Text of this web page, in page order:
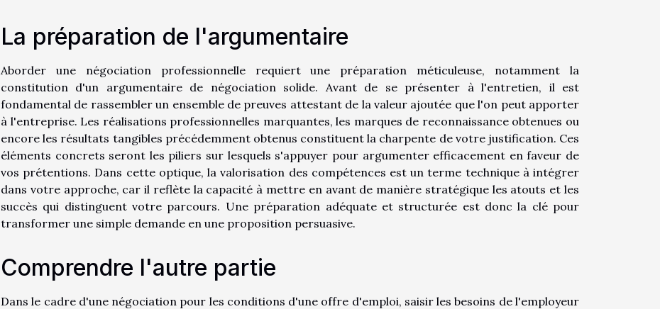
La préparation de l'argumentaire
Aborder une négociation professionnelle requiert une préparation méticuleuse, notamment la
constitution d'un argumentaire de négociation solide. Avant de se présenter à l'entretien, il est
fondamental de rassembler un ensemble de preuves attestant de la valeur ajoutée que l'on peut apporter
à l'entreprise. Les réalisations professionnelles marquantes, les marques de reconnaissance obtenues ou
encore les résultats tangibles précédemment obtenus constituent la charpente de votre justification. Ces
éléments concrets seront les piliers sur lesquels s'appuyer pour argumenter efficacement en faveur de
vos prétentions. Dans cette optique, la valorisation des compétences est un terme technique à intégrer
dans votre approche, car il reflète la capacité à mettre en avant de manière stratégique les atouts et les
succès qui distinguent votre parcours. Une préparation adéquate et structurée est donc la clé pour
transformer une simple demande en une proposition persuasive.
Comprendre l'autre partie
Dans le cadre d'une négociation pour les conditions d'une offre d'emploi, saisir les besoins de l'employeur